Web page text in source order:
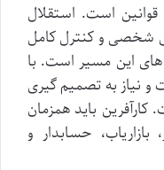
قوانین است. استقلال
شخصی و کنترل کامل
این مسیر است. با
و نیاز به تصمیم گیری
باید همزمان
حسابدار و